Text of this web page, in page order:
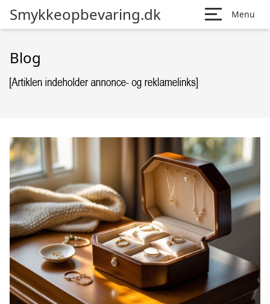
Smykkeopbevaring.dk Menu
Blog